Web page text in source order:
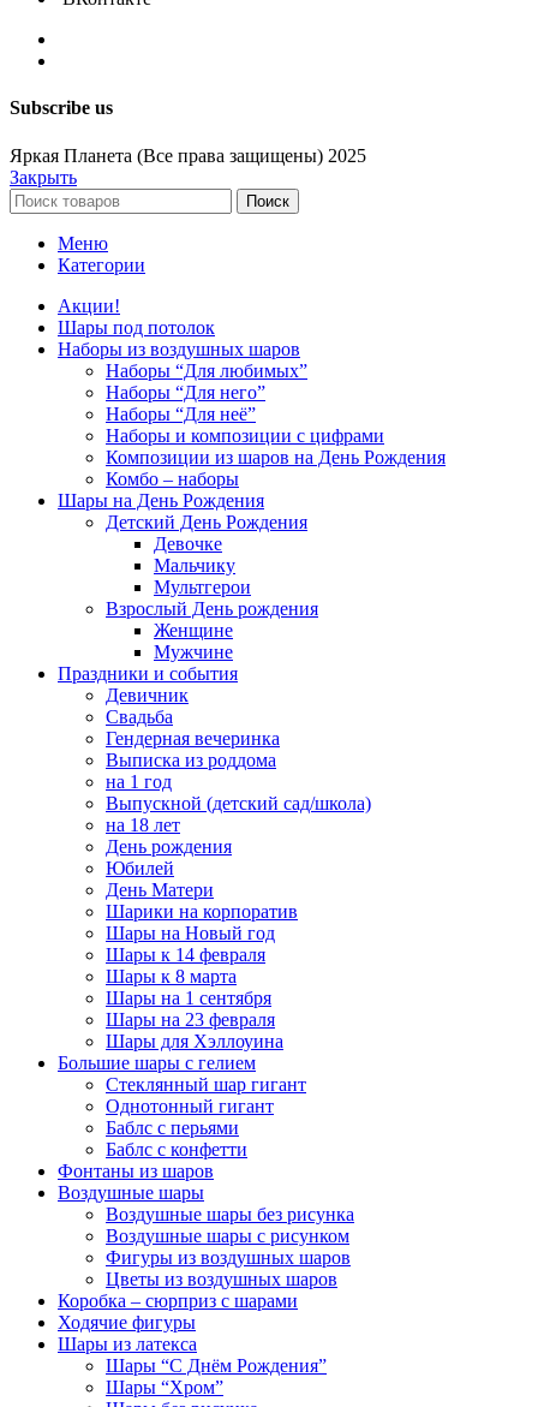
Subscribe us
Яркая Планета (Все права защищены) 2025
Закрыть
Поиск
Меню
Категории
Акции!
Шары под потолок
Наборы из воздушных шаров
Наборы “Для любимых”
Наборы “Для него”
Наборы “Для неё”
Наборы и композиции с цифрами
Композиции из шаров на День Рождения
Комбо – наборы
Шары на День Рождения
Детский День Рождения
Девочке
Мальчику
Мультгерои
Взрослый День рождения
Женщине
Мужчине
Праздники и события
Девичник
Свадьба
Гендерная вечеринка
Выписка из роддома
на 1 год
Выпускной (детский сад/школа)
на 18 лет
День рождения
Юбилей
День Матери
Шарики на корпоратив
Шары на Новый год
Шары к 14 февраля
Шары к 8 марта
Шары на 1 сентября
Шары на 23 февраля
Шары для Хэллоуина
Большие шары с гелием
Стеклянный шар гигант
Однотонный гигант
Баблс с перьями
Баблс с конфетти
Фонтаны из шаров
Воздушные шары
Воздушные шары без рисунка
Воздушные шары с рисунком
Фигуры из воздушных шаров
Цветы из воздушных шаров
Коробка – сюрприз с шарами
Ходячие фигуры
Шары из латекса
Шары “С Днём Рождения”
Шары “Хром”